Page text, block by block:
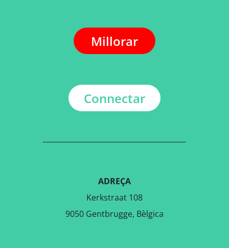
Millorar
Connectar
ADREÇA
Kerkstraat 108
9050 Gentbrugge, Bèlgica